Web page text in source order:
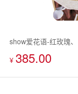
show爱花语-红玫瑰
玫瑰显示IOU字样
¥ 385.00